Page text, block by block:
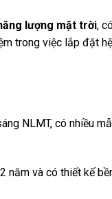
lượng mặt trời,
trong việc lắp đặt
NLMT, có nhiều
và có thiết kế